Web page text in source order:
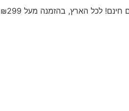
חינם! לכל הארץ, בהזמנה מעל ₪299